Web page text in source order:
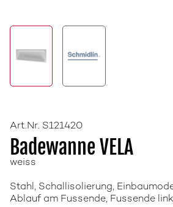
Art.Nr. S121420
Badewanne VELA
weiss
Stahl, Schallisolierung,
Ablauf am Fussende, Fussende